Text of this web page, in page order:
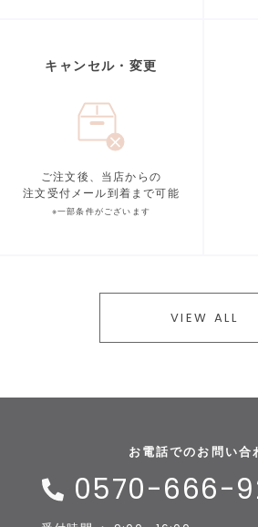
キャンセル・変更
ご注文後、当店からの
注文受付メール到着まで可能
※一部条件がございます
VIEW ALL
お電話でのお問い合
0570-666-